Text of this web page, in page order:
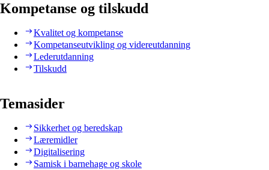
Kompetanse og tilskudd
Kvalitet og kompetanse
Kompetanseutvikling og videreutdanning
Lederutdanning
Tilskudd
Temasider
Sikkerhet og beredskap
Læremidler
Digitalisering
Samisk i barnehage og skole